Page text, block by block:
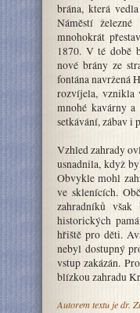
brána, která
Náměstí železné
mnohokrát
1870. V té době
nové brány ze
fontána navržená
rozvíjela, vznikla
mnohé kavárny
setkávání, zábav i
Vzhled zahrady
usnadnila, když
Obvykle mohl
ve sklenících.
zahradníků
historických
hřiště pro děti.
nebyl dostupný
vstup zakázán.
blízkou zahradu
Autorem textu je dr.